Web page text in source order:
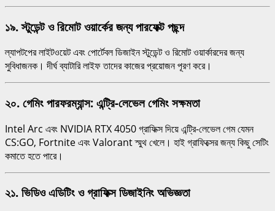
১৯. স্টুডেন্ট ও রিমোট ওয়ার্কের জন্য পারফেক্ট পছন্দ
ল্যাপটপের লাইটওয়েট এবং পোর্টেবল ডিজাইন স্টুডেন্ট ও রিমোট ওয়ার্কারদের জন্য
সুবিধাজনক। দীর্ঘ ব্যাটারি লাইফ তাদের কাজের প্রয়োজন পূরণ করে।
২০. গেমিং পারফরম্যান্স: এন্ট্রি-লেভেল গেমিং সক্ষমতা
Intel Arc এবং NVIDIA RTX 4050 গ্রাফিক্স দিয়ে এন্ট্রি-লেভেল গেম যেমন
CS:GO, Fortnite এবং Valorant স্মুথ খেলে। হাই গ্রাফিক্সের জন্য কিছু সেটিং
কমাতে হতে পারে।
২১. ভিডিও এডিটিং ও গ্রাফিক্স ডিজাইনিং অভিজ্ঞতা